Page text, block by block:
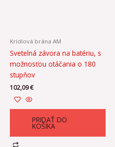
Krídlová brána AM
Svetelná závora na batériu, s
možnosťou otáčania o 180
stupňov
102,09€
PRIDAŤ DO
KOŠÍKA